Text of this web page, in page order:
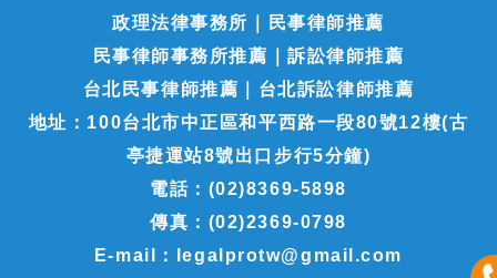
政理法律事務所｜民事律師推薦
民事律師事務所推薦｜訴訟律師推薦
台北民事律師推薦｜台北訴訟律師推薦
地址：100台北市中正區和平西路一段80號12樓(古
亭捷運站8號出口步行5分鐘)
電話：(02)8369-5898
傳真：(02)2369-0798
E-mail：legalprotw@gmail.com